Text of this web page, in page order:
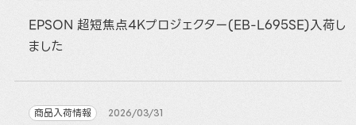
EPSON 超短焦点4Kプロジェクター(EB-L695SE)入荷し
ました
商品入荷情報 2026/03/31